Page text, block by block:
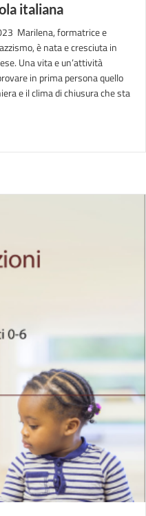
italiana
Marilena, formatrice e
è nata e cresciuta in
Una vita e un’attività
in prima persona quello
e il clima di chiusura che sta